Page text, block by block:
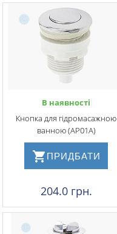
В наявності
Кнопка для гідромасажною
ванною (АР01А)
ПРИДБАТИ
204.0 грн.